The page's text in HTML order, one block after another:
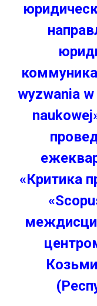
wyzwania
«Критика